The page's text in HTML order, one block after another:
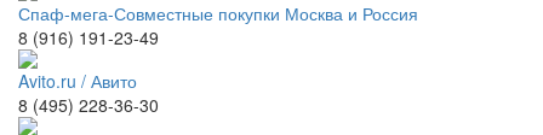
Спаф-мега-Совместные покупки Москва и Россия
8 (916) 191-23-49
Avito.ru / Авито
8 (495) 228-36-30